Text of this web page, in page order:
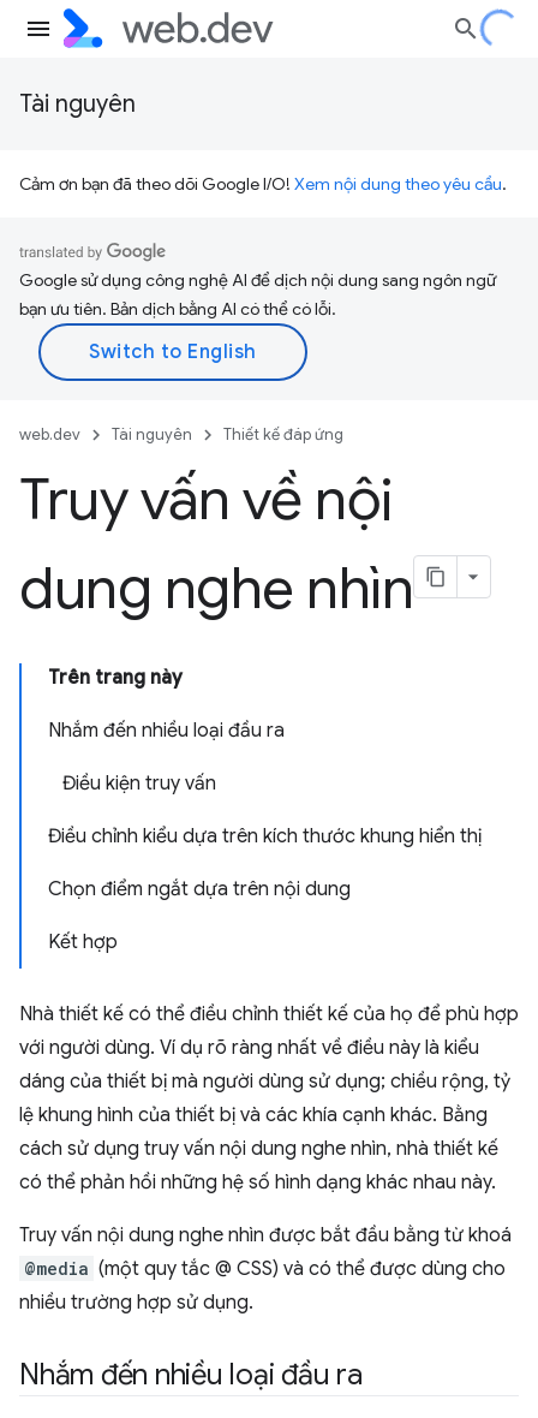
Tài nguyên
Cảm ơn bạn đã theo dõi Google I/O! Xem nội dung theo yêu cầu.
Google sử dụng công nghệ AI để dịch nội dung sang ngôn ngữ
bạn ưu tiên. Bản dịch bằng AI có thể có lỗi.
web.dev Tài nguyên Thiết kế đáp ứng
Truy vấn về nội
dung nghe nhìn
Trên trang này
Nhắm đến nhiều loại đầu ra
Điều kiện truy vấn
Điều chỉnh kiểu dựa trên kích thước khung hiển thị
Chọn điểm ngắt dựa trên nội dung
Kết hợp
Nhà thiết kế có thể điều chỉnh thiết kế của họ để phù hợp
với người dùng. Ví dụ rõ ràng nhất về điều này là kiểu
dáng của thiết bị mà người dùng sử dụng; chiều rộng, tỷ
lệ khung hình của thiết bị và các khía cạnh khác. Bằng
cách sử dụng truy vấn nội dung nghe nhìn, nhà thiết kế
có thể phản hồi những hệ số hình dạng khác nhau này.
Truy vấn nội dung nghe nhìn được bắt đầu bằng từ khoá
@media (một quy tắc @ CSS) và có thể được dùng cho
nhiều trường hợp sử dụng.
Nhắm đến nhiều loại đầu ra